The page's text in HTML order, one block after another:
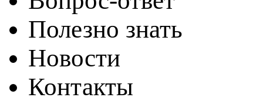
Полезно знать
Новости
Контакты